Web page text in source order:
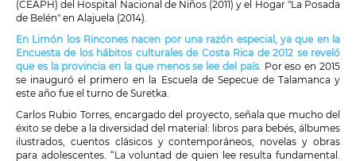
(CEAPH) del Hospital Nacional de Niños (2011) y el Hogar "La Posada
de Belén" en Alajuela (2014).
En Limón los Rincones nacen por una razón especial, ya que en la
Encuesta de los hábitos culturales de Costa Rica de 2012 se reveló
que es la provincia en la que menos se lee del país. Por eso en 2015
se inauguró el primero en la Escuela de Sepecue de Talamanca y
este año fue el turno de Suretka.
Carlos Rubio Torres, encargado del proyecto, señala que mucho del
éxito se debe a la diversidad del material: libros para bebés, álbumes
ilustrados, cuentos clásicos y contemporáneos, novelas y obras
para adolescentes. “La voluntad de quien lee resulta fundamental.